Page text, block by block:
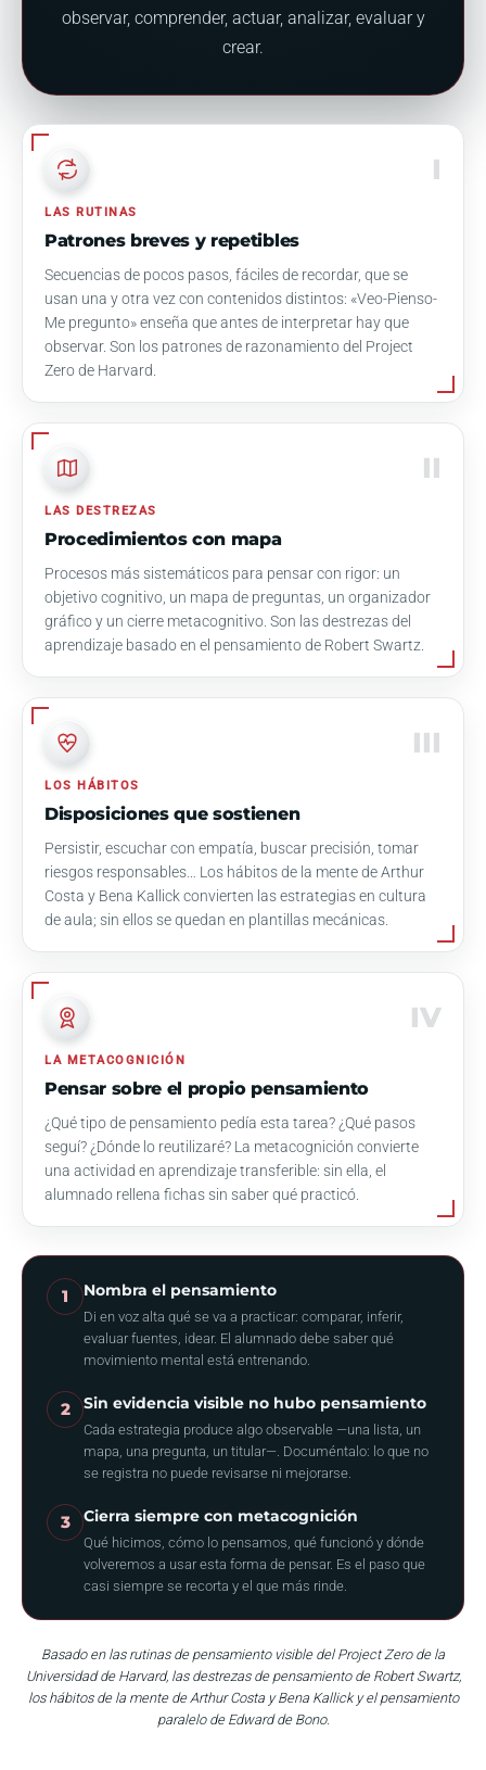
observar, comprender, actuar, analizar, evaluar y
crear.
I
LAS RUTINAS
Patrones breves y repetibles
Secuencias de pocos pasos, fáciles de recordar, que se
usan una y otra vez con contenidos distintos: «Veo-Pienso-
Me pregunto» enseña que antes de interpretar hay que
observar. Son los patrones de razonamiento del Project
Zero de Harvard.
II
LAS DESTREZAS
Procedimientos con mapa
Procesos más sistemáticos para pensar con rigor: un
objetivo cognitivo, un mapa de preguntas, un organizador
gráfico y un cierre metacognitivo. Son las destrezas del
aprendizaje basado en el pensamiento de Robert Swartz.
III
LOS HÁBITOS
Disposiciones que sostienen
Persistir, escuchar con empatía, buscar precisión, tomar
riesgos responsables… Los hábitos de la mente de Arthur
Costa y Bena Kallick convierten las estrategias en cultura
de aula; sin ellos se quedan en plantillas mecánicas.
IV
LA METACOGNICIÓN
Pensar sobre el propio pensamiento
¿Qué tipo de pensamiento pedía esta tarea? ¿Qué pasos
seguí? ¿Dónde lo reutilizaré? La metacognición convierte
una actividad en aprendizaje transferible: sin ella, el
alumnado rellena fichas sin saber qué practicó.
1 Nombra el pensamiento
Di en voz alta qué se va a practicar: comparar, inferir,
evaluar fuentes, idear. El alumnado debe saber qué
movimiento mental está entrenando.
2 Sin evidencia visible no hubo pensamiento
Cada estrategia produce algo observable —una lista, un
mapa, una pregunta, un titular—. Documéntalo: lo que no
se registra no puede revisarse ni mejorarse.
3 Cierra siempre con metacognición
Qué hicimos, cómo lo pensamos, qué funcionó y dónde
volveremos a usar esta forma de pensar. Es el paso que
casi siempre se recorta y el que más rinde.
Basado en las rutinas de pensamiento visible del Project Zero de la
Universidad de Harvard, las destrezas de pensamiento de Robert Swartz,
los hábitos de la mente de Arthur Costa y Bena Kallick y el pensamiento
paralelo de Edward de Bono.